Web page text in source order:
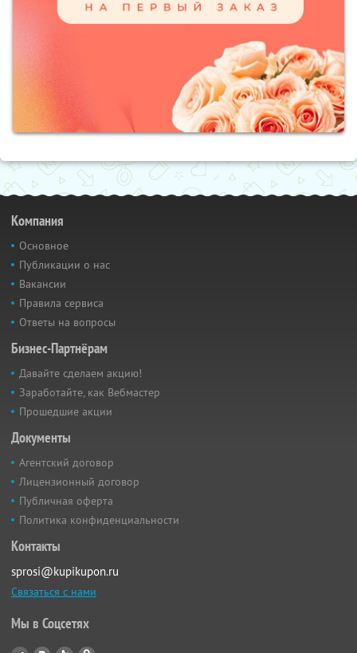
Компания
Основное
Публикации о нас
Вакансии
Правила сервиса
Ответы на вопросы
Бизнес-Партнёрам
Давайте сделаем акцию!
Заработайте, как Вебмастер
Прошедшие акции
Документы
Агентский договор
Лицензионный договор
Публичная оферта
Политика конфиденциальности
Контакты
sprosi@kupikupon.ru
Связаться с нами
Мы в Соцсетях